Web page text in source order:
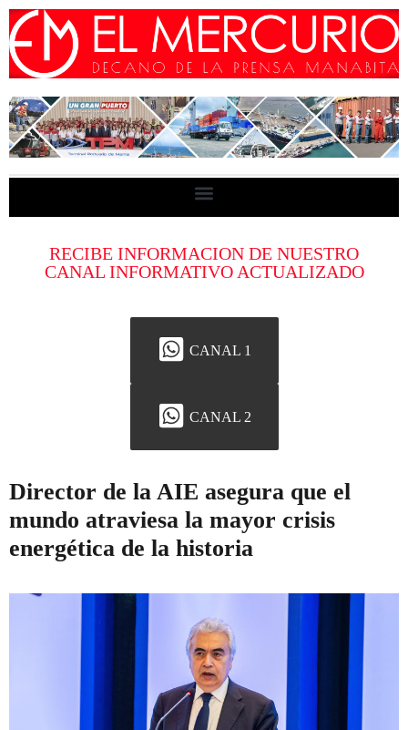
RECIBE INFORMACION DE NUESTRO
CANAL INFORMATIVO ACTUALIZADO
CANAL 1
CANAL 2
Director de la AIE asegura que el
mundo atraviesa la mayor crisis
energética de la historia